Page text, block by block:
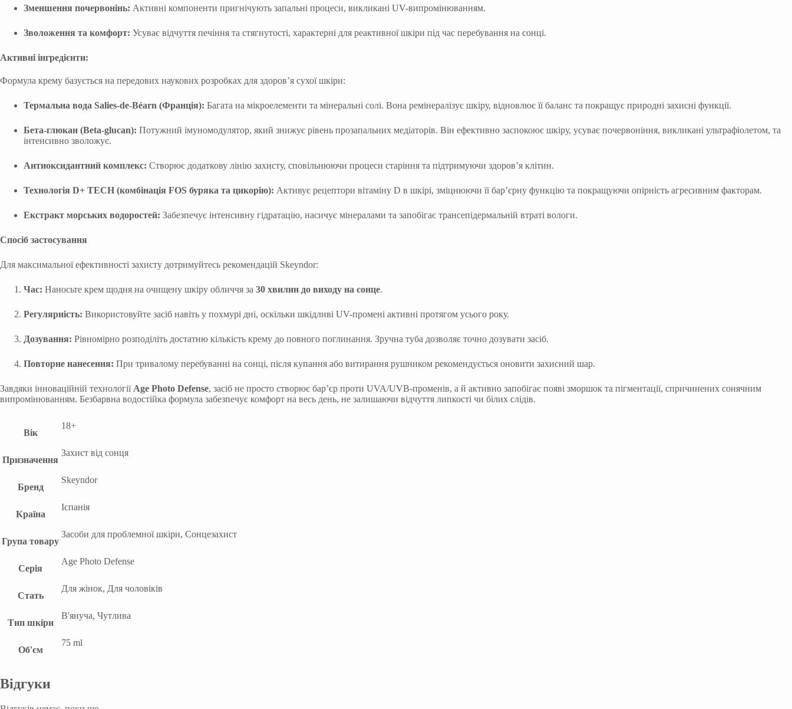
Зменшення почервонінь: Активні компоненти пригнічують запальні процеси, викликані UV-випромінюванням.
Зволоження та комфорт: Усуває відчуття печіння та стягнутості, характерні для реактивної шкіри під час перебування на сонці.
Активні інгредієнти:
Формула крему базується на передових наукових розробках для здоров’я сухої шкіри:
Термальна вода Salies-de-Béarn (Франція): Багата на мікроелементи та мінеральні солі. Вона ремінералізує шкіру, відновлює її баланс та покращує природні захисні функції.
Бета-глюкан (Beta-glucan): Потужний імуномодулятор, який знижує рівень прозапальних медіаторів. Він ефективно заспокоює шкіру, усуває почервоніння, викликані ультрафіолетом, та
інтенсивно зволожує.
Антиоксидантний комплекс: Створює додаткову лінію захисту, сповільнюючи процеси старіння та підтримуючи здоров’я клітин.
Технологія D+ TECH (комбінація FOS буряка та цикорію): Активує рецептори вітаміну D в шкірі, зміцнюючи її бар’єрну функцію та покращуючи опірність агресивним факторам.
Екстракт морських водоростей: Забезпечує інтенсивну гідратацію, насичує мінералами та запобігає трансепідермальній втраті вологи.
Спосіб застосування
Для максимальної ефективності захисту дотримуйтесь рекомендацій Skeyndor:
Час: Наносьте крем щодня на очищену шкіру обличчя за 30 хвилин до виходу на сонце.
Регулярність: Використовуйте засіб навіть у похмурі дні, оскільки шкідливі UV-промені активні протягом усього року.
Дозування: Рівномірно розподіліть достатню кількість крему до повного поглинання. Зручна туба дозволяє точно дозувати засіб.
Повторне нанесення: При тривалому перебуванні на сонці, після купання або витирання рушником рекомендується оновити захисний шар.
Завдяки інноваційній технології Age Photo Defense, засіб не просто створює бар’єр проти UVA/UVB-променів, а й активно запобігає появі зморшок та пігментації, спричинених сонячним
випромінюванням. Безбарвна водостійка формула забезпечує комфорт на весь день, не залишаючи відчуття липкості чи білих слідів.
Вік
18+
Призначення
Захист від сонця
Бренд
Skeyndor
Країна
Іспанія
Група товару
Засоби для проблемної шкіри, Сонцезахист
Серія
Age Photo Defense
Стать
Для жінок, Для чоловіків
Тип шкіри
В'януча, Чутлива
Об'єм
75 ml
Відгуки